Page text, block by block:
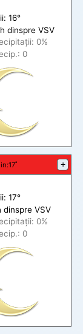
16°
dinspre VSV
itații: 0%
0
:17˚ +
17°
dinspre VSV
itații: 0%
0